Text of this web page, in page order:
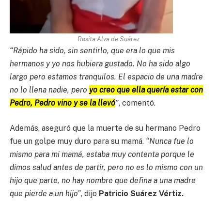
Rosita Alva de Suárez
“Rápido ha sido, sin sentirlo, que era lo que mis
hermanos y yo nos hubiera gustado. No ha sido algo
largo pero estamos tranquilos. El espacio de una madre
no lo llena nadie, pero yo creo que ella quería estar con
Pedro, Pedro vino y se la llevó”, comentó.
Además, aseguró que la muerte de su hermano Pedro
fue un golpe muy duro para su mamá. “Nunca fue lo
mismo para mi mamá, estaba muy contenta porque le
dimos salud antes de partir, pero no es lo mismo con un
hijo que parte, no hay nombre que defina a una madre
que pierde a un hijo”, dijo Patricio Suárez Vértiz.